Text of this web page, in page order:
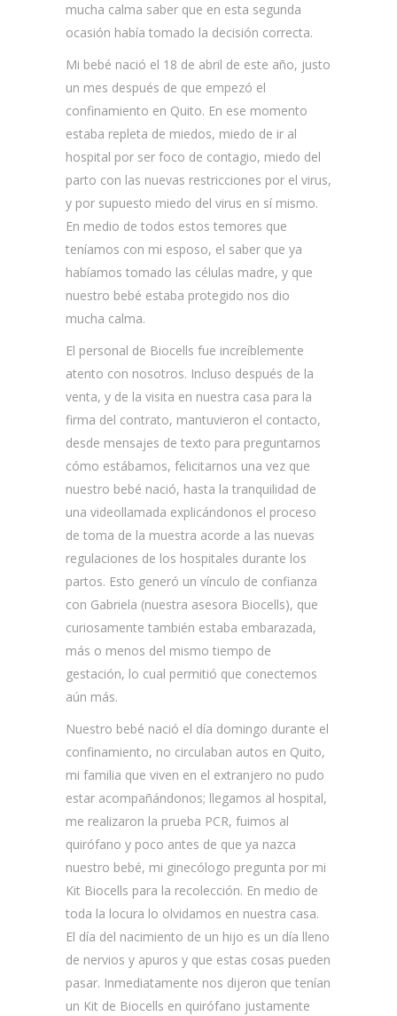
mucha calma saber que en esta segunda
ocasión había tomado la decisión correcta.
Mi bebé nació el 18 de abril de este año, justo
un mes después de que empezó el
confinamiento en Quito. En ese momento
estaba repleta de miedos, miedo de ir al
hospital por ser foco de contagio, miedo del
parto con las nuevas restricciones por el virus,
y por supuesto miedo del virus en sí mismo.
En medio de todos estos temores que
teníamos con mi esposo, el saber que ya
habíamos tomado las células madre, y que
nuestro bebé estaba protegido nos dio
mucha calma.
El personal de Biocells fue increíblemente
atento con nosotros. Incluso después de la
venta, y de la visita en nuestra casa para la
firma del contrato, mantuvieron el contacto,
desde mensajes de texto para preguntarnos
cómo estábamos, felicitarnos una vez que
nuestro bebé nació, hasta la tranquilidad de
una videollamada explicándonos el proceso
de toma de la muestra acorde a las nuevas
regulaciones de los hospitales durante los
partos. Esto generó un vínculo de confianza
con Gabriela (nuestra asesora Biocells), que
curiosamente también estaba embarazada,
más o menos del mismo tiempo de
gestación, lo cual permitió que conectemos
aún más.
Nuestro bebé nació el día domingo durante el
confinamiento, no circulaban autos en Quito,
mi familia que viven en el extranjero no pudo
estar acompañándonos; llegamos al hospital,
me realizaron la prueba PCR, fuimos al
quirófano y poco antes de que ya nazca
nuestro bebé, mi ginecólogo pregunta por mi
Kit Biocells para la recolección. En medio de
toda la locura lo olvidamos en nuestra casa.
El día del nacimiento de un hijo es un día lleno
de nervios y apuros y que estas cosas pueden
pasar. Inmediatamente nos dijeron que tenían
un Kit de Biocells en quirófano justamente